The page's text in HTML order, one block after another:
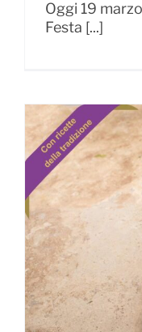
Oggi 19
Festa [...]